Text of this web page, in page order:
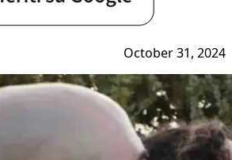
October 31, 2024